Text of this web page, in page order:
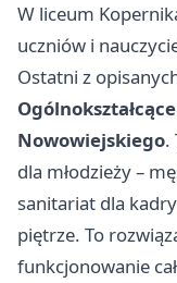
W liceum
uczniów i
Ostatni z
Nowowiejskiego.
dla młodzieży –
sanitariat dla
piętrze. To
funkcjonowanie